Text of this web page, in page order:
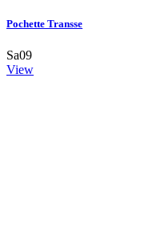
Pochette Transse
Sa09
View